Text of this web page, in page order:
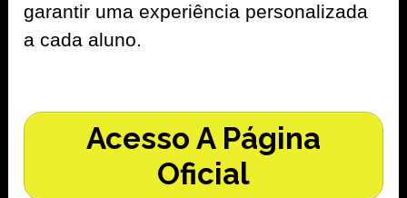
garantir uma experiência personalizada
a cada aluno.
Acesso A Página
Oficial